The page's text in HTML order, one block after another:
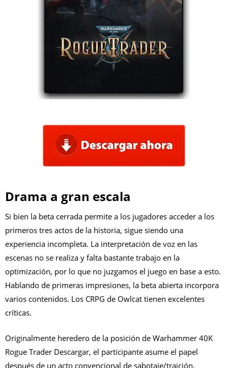
Drama a gran escala
Si bien la beta cerrada permite a los jugadores acceder a los
primeros tres actos de la historia, sigue siendo una
experiencia incompleta. La interpretación de voz en las
escenas no se realiza y falta bastante trabajo en la
optimización, por lo que no juzgamos el juego en base a esto.
Hablando de primeras impresiones, la beta abierta incorpora
varios contenidos. Los CRPG de Owlcat tienen excelentes
críticas.
Originalmente heredero de la posición de Warhammer 40K
Rogue Trader Descargar, el participante asume el papel
después de un acto convencional de sabotaje/traición.